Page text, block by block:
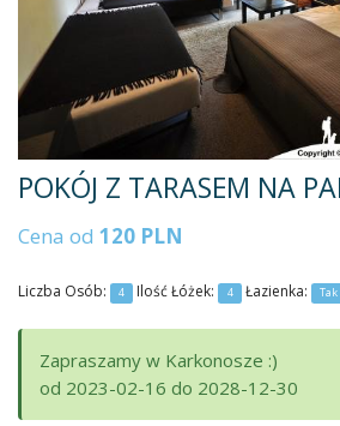
POKÓJ Z TARASEM NA
Cena od 120 PLN
Liczba Osób: 4 Ilość Łóżek: 4 Łazienka: Tak
Zapraszamy w Karkonosze :)
od 2023-02-16 do 2028-12-30